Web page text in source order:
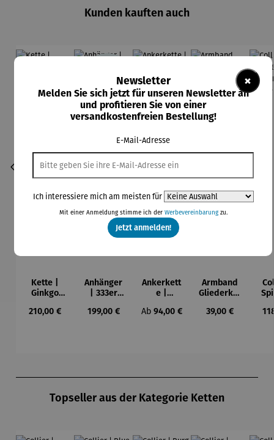
Kunden kauften auch
Kette |
Ginkgo
– Petra
Regulärer Preis:
210,00 €
140,00 €
Abo-
Vorteils
preis
Anhänger
| 333er
zweifarbig
Regulärer Preis:
199,00 €
Ankerkett
e |
Regulärer Preis:
Ab 94,00 €
Armband
Gliederket
rhodiniert
Regulärer Preis:
39,00 €
Topseller aus der Kategorie Ketten
×
Newsletter
Melden Sie sich jetzt für unseren Newsletter an
und profitieren Sie von einer
versandkostenfreien Bestellung!
E-Mail-Adresse
Ich interessiere mich am meisten für
Mit einer Anmeldung stimme ich der Werbevereinbarungzu.
Jetzt anmelden!